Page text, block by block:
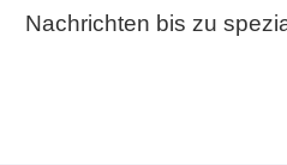
Nachrichten bis zu